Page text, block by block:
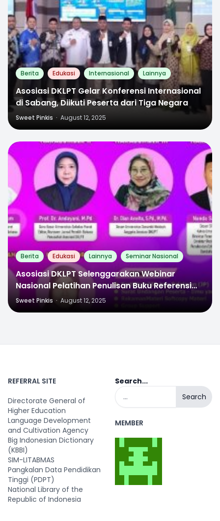
Berita Edukasi Internasional Lainnya
Asosiasi DKLPT Gelar Konferensi Internasional
di Sabang, Diikuti Peserta dari Tiga Negara
Sweet Pinkis · August 12, 2025
Berita Edukasi Lainnya Seminar Nasional
Asosiasi DKLPT Selenggarakan Webinar
Nasional Pelatihan Penulisan Buku Referensi
Bagi Dosen
Sweet Pinkis · August 12, 2025
REFERRAL SITE
Directorate General of
Higher Education
Language Development
and Cultivation Agency
Big Indonesian Dictionary
(KBBI)
SIM-LITABMAS
Pangkalan Data Pendidikan
Tinggi (PDPT)
National Library of the
Republic of Indonesia
Search...
Search
MEMBER